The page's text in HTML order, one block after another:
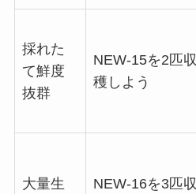
採れた
て鮮度
抜群
NEW-15を2匹収
穫しよう
大量生
NEW-16を3匹収